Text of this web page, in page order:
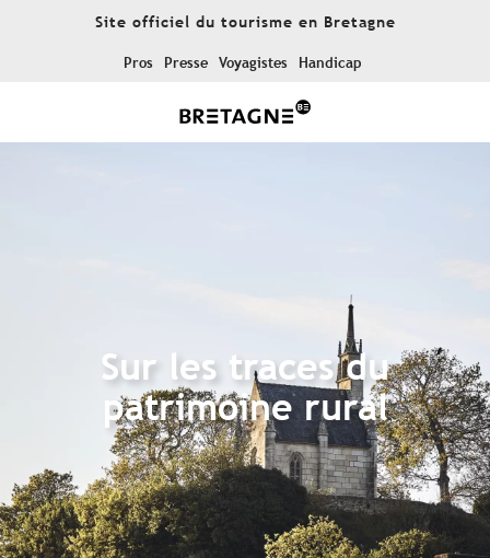
Site officiel du tourisme en Bretagne
Pros Presse Voyagistes Handicap
Sur les traces du
patrimoine rural